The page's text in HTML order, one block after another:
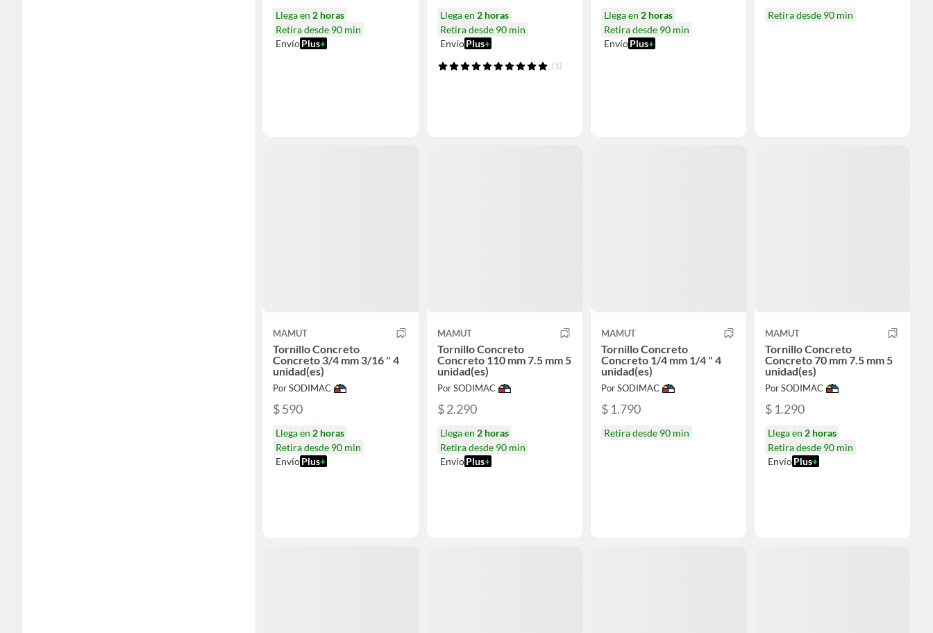
Llega en 2 horas
Retira desde 90 min
EnvíoPlus+
Llega en 2 horas
Retira desde 90 min
Envío Plus+
(1)
Llega en 2 horas
Retira desde 90 min
EnvíoPlus+
Retira desde 90 min
MAMUT
Tornillo Concreto
Concreto 3/4 mm 3/16 " 4
unidad(es)
Por SODIMAC
$ 590
Llega en 2 horas
Retira desde 90 min
EnvíoPlus+
MAMUT
Tornillo Concreto
Concreto 110 mm 7.5 mm 5
unidad(es)
Por SODIMAC
$ 2.290
Llega en 2 horas
Retira desde 90 min
Envío Plus+
MAMUT
Tornillo Concreto
Concreto 1/4 mm 1/4 " 4
unidad(es)
Por SODIMAC
$ 1.790
Retira desde 90 min
MAMUT
Tornillo Concreto
Concreto 70 mm 7.5 mm 5
unidad(es)
Por SODIMAC
$ 1.290
Llega en 2 horas
Retira desde 90 min
EnvíoPlus+